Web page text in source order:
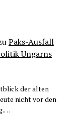
Paks-Ausfall
Ungarns
der alten
nicht vor den